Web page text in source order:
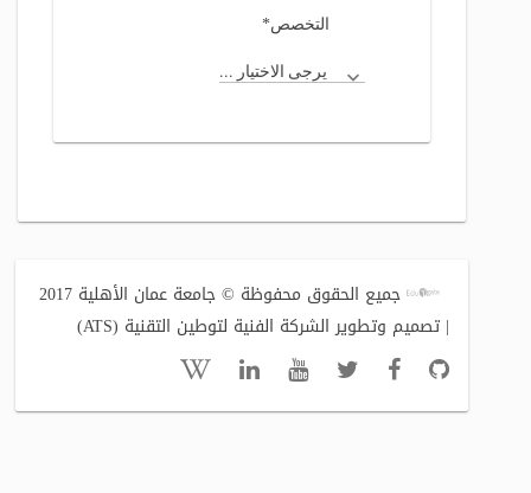
التخصص*
يرجى الاختيار ...
جميع الحقوق محفوظة © جامعة عمان الأهلية 2017
| تصميم وتطوير الشركة الفنية لتوطين التقنية (ATS)